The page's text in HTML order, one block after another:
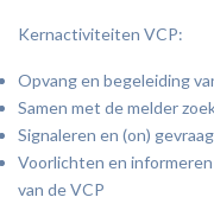
Kernactiviteiten VCP:
Opvang en begeleiding
Samen met de melder
Signaleren en (on)
Voorlichten en
van de VCP